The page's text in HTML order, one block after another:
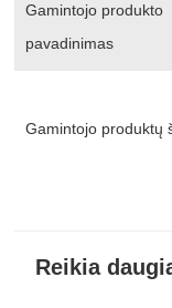
Gamintojo produkto
pavadinimas
Gamintojo produktų
Reikia